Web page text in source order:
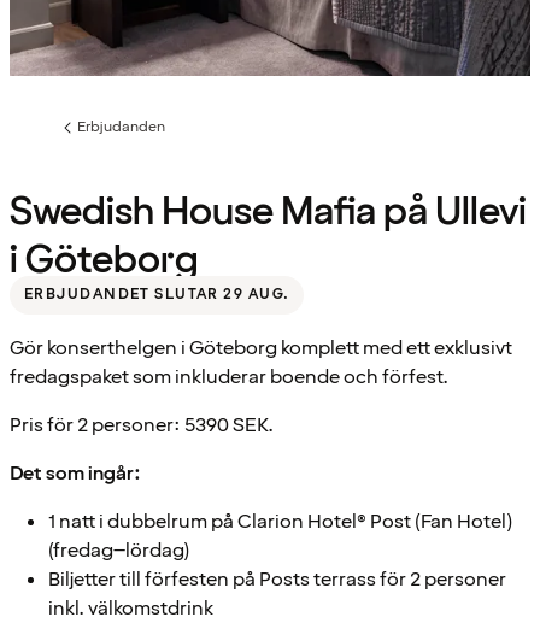
Föregående
Erbjudanden
Swedish House Mafia på Ullevi
i Göteborg
ERBJUDANDET SLUTAR 29 AUG.
Gör konserthelgen i Göteborg komplett med ett exklusivt
fredagspaket som inkluderar boende och förfest.
Pris för 2 personer: 5390 SEK.
Det som ingår:
1 natt i dubbelrum på Clarion Hotel® Post (Fan Hotel)
(fredag–lördag)
Biljetter till förfesten på Posts terrass för 2 personer
inkl. välkomstdrink